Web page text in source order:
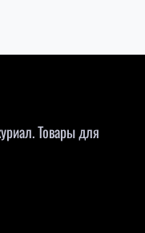
Товары для